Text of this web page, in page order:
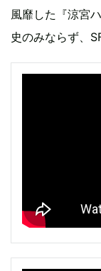
風靡した『涼宮
史のみならず、